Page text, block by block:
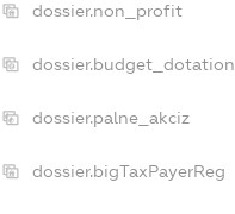
dossier.non_profit
dossier.budget_dotation
dossier.palne_akciz
dossier.bigTaxPayerReg